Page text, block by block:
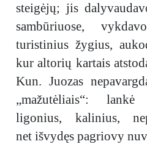
steigėjų; jis
sambūriuose,
turistinius žygius,
kur altorių kartais
Kun. Juozas
„mažutėliais“:
ligonius, kalinius,
net išvydęs pagriovy